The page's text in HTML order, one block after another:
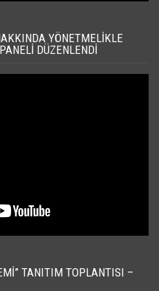
YÖNETMELIKLE
DÜZENLENDI
TANITIM TOPLANTISI –